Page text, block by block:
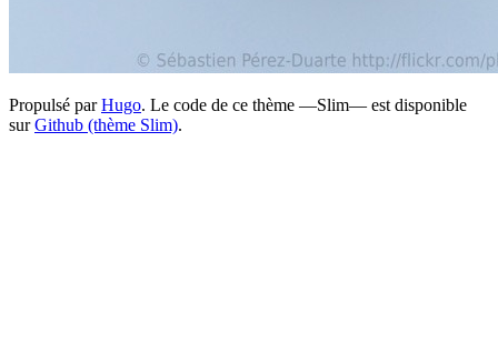
Propulsé parHugo. Le code de ce thème —Slim— est disponible
surGithub (thème Slim).